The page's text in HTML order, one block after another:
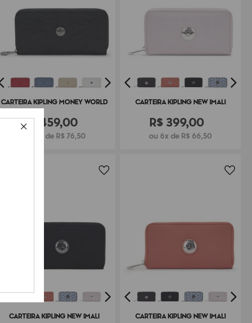
CARTEIRA KIPLING MONEY WORLD
R$ 459,00
ou 6x de R$ 76,50
CARTEIRA KIPLING NEW IMALI
R$399,00
ou 6x de R$ 66,50
CARTEIRA KIPLING NEW IMALI CARTEIRA KIPLING NEW IMALI